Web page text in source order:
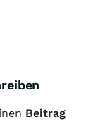
Beitrag